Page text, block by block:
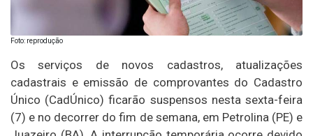
Foto: reprodução
Os serviços de novos cadastros, atualizações
cadastrais e emissão de comprovantes do Cadastro
Único (CadÚnico) ficarão suspensos nesta sexta-feira
(7) e no decorrer do fim de semana, em Petrolina (PE) e